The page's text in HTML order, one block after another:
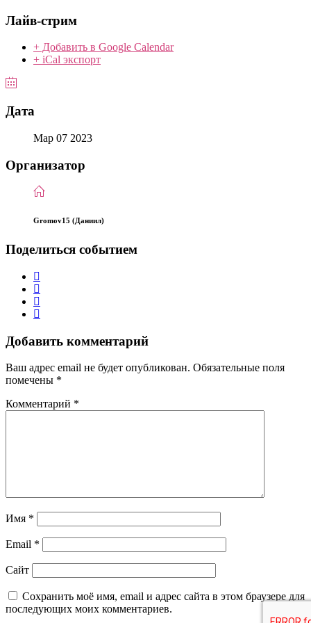
Лайв-стрим
+ Добавить в Google Calendar
+ iCal экспорт
Дата
Мар 07 2023
Организатор
Gromov15 (Даниил)
Поделиться событием
Добавить комментарий
Ваш адрес email не будет опубликован. Обязательные поля
помечены *
Комментарий *
Имя *
Email *
Сайт
Сохранить моё имя, email и адрес сайта в этом браузере для
последующих моих комментариев.